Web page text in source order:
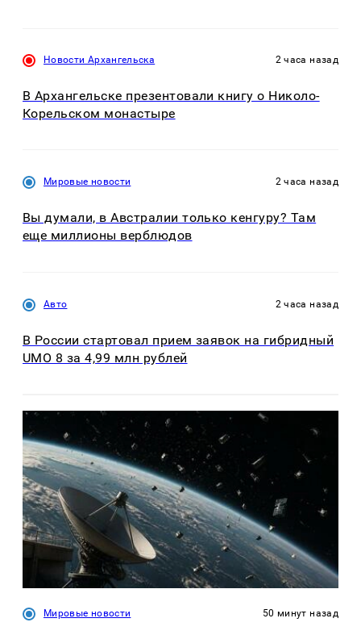
Новости Архангельска 2 часа назад
В Архангельске презентовали книгу о Николо-
Корельском монастыре
Мировые новости 2 часа назад
Вы думали, в Австралии только кенгуру? Там
еще миллионы верблюдов
Авто 2 часа назад
В России стартовал прием заявок на гибридный
UMO 8 за 4,99 млн рублей
Мировые новости 50 минут назад